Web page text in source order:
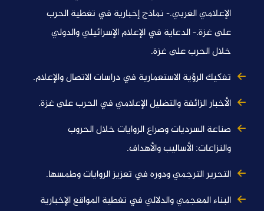
الإعلامي الغربي.- نماذج إخبارية في تغطية الحرب
على غزة.- الدعاية في الإعلام الإسرائيلي والدولي
خلال الحرب على غزة.
تفكيك الرؤية الاستعمارية في دراسات الاتصال والإعلام.
الأخبار الزائفة والتضليل الإعلامي في الحرب على غزة.
صناعة السرديات وصراع الروايات خلال الحروب
والنزاعات: الأساليب والأهداف.
التحرير الترجمي ودوره في تعزيز الروايات وطمسها.
البناء المعجمي والدلالي في تغطية المواقع الإخبارية